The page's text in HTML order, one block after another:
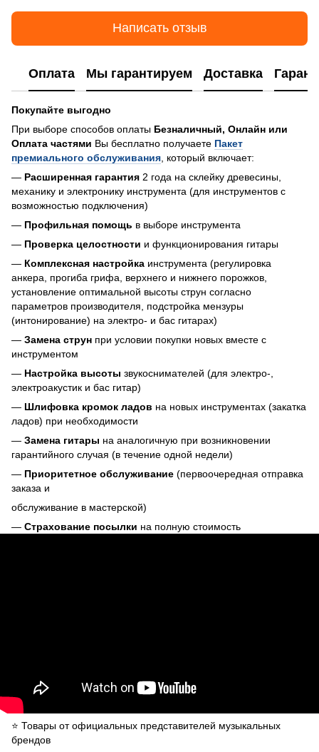
Написать отзыв
Оплата Мы гарантируем Доставка
Покупайте выгодно
При выборе способов оплаты Безналичный, Онлайн или
Оплата частями Вы бесплатно получаете Пакет
премиального обслуживания , который включает:
— Расширенная гарантия 2 года на склейку древесины,
механику и электронику инструмента (для инструментов с
возможностью подключения)
— Профильная помощь в выборе инструмента
— Проверка целостности и функционирования гитары
— Комплексная настройка инструмента (регулировка
анкера, прогиба грифа, верхнего и нижнего порожков,
установление оптимальной высоты струн согласно
параметров производителя, подстройка мензуры
(интонирование) на электро- и бас гитарах)
— Замена струн при условии покупки новых вместе с
инструментом
— Настройка высоты звукоснимателей (для электро-,
электроакустик и бас гитар)
— Шлифовка кромок ладов на новых инструментах (закатка
ладов) при необходимости
— Замена гитары на аналогичную при возникновении
гарантийного случая (в течение одной недели)
— Приоритетное обслуживание (первоочередная отправка
заказа и
обслуживание в мастерской)
— Страхование посылки на полную стоимость
⭐️ Товары от официальных представителей музыкальных
брендов